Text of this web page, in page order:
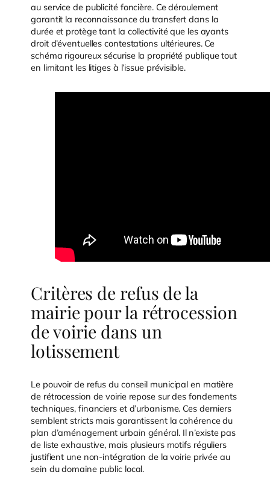
au service de publicité foncière. Ce déroulement
garantit la reconnaissance du transfert dans la
durée et protège tant la collectivité que les ayants
droit d’éventuelles contestations ultérieures. Ce
schéma rigoureux sécurise la propriété publique tout
en limitant les litiges à l’issue prévisible.
Critères de refus de la
mairie pour la rétrocession
de voirie dans un
lotissement
Le pouvoir de refus du conseil municipal en matière
de rétrocession de voirie repose sur des fondements
techniques, financiers et d’urbanisme. Ces derniers
semblent stricts mais garantissent la cohérence du
plan d’aménagement urbain général. Il n’existe pas
de liste exhaustive, mais plusieurs motifs réguliers
justifient une non-intégration de la voirie privée au
sein du domaine public local.